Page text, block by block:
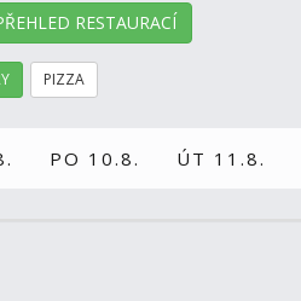
RESTAURACÍ
PIZZA
PO 10.8. ÚT 11.8.